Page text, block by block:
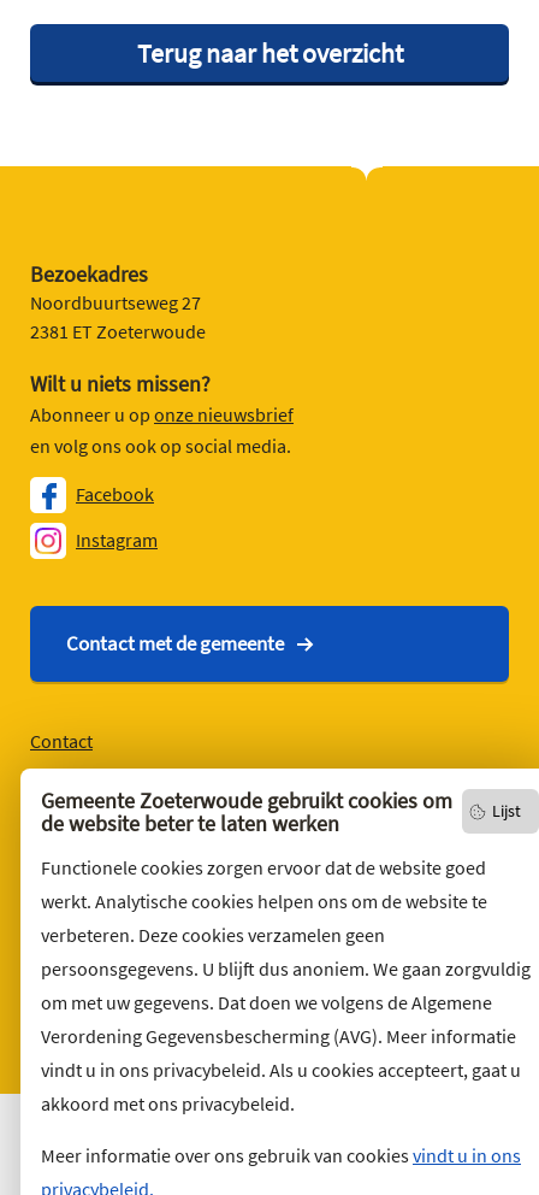
Lijst
Gemeente Zoeterwoude gebruikt cookies om
de website beter te laten werken
Functionele cookies zorgen ervoor dat de website goed
werkt. Analytische cookies helpen ons om de website te
verbeteren. Deze cookies verzamelen geen
persoonsgegevens. U blijft dus anoniem. We gaan zorgvuldig
om met uw gegevens. Dat doen we volgens de Algemene
Verordening Gegevensbescherming (AVG). Meer informatie
vindt u in ons privacybeleid. Als u cookies accepteert, gaat u
akkoord met ons privacybeleid.
Meer informatie over ons gebruik van cookiesvindt u in ons
privacybeleid.
Terug naar het overzicht
Bezoekadres
Noordbuurtseweg 27
2381 ET Zoeterwoude
Wilt u niets missen?
Abonneer u op onze nieuwsbrief
en volg ons ook op social media.
Facebook
Instagram
Contact met de gemeente
Contact
Privacyverklaring
Over deze website
Sitemap
Toegankelijkheid
Klacht indienen
Vacatures